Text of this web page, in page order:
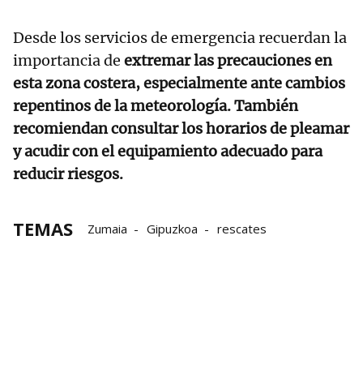
Desde los servicios de emergencia recuerdan la
importancia de extremar las precauciones en
esta zona costera, especialmente ante cambios
repentinos de la meteorología. También
recomiendan consultar los horarios de pleamar
y acudir con el equipamiento adecuado para
reducir riesgos.
TEMAS Zumaia Gipuzkoa rescates